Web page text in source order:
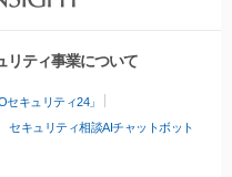
リティ事業について
キュリティ24」
セキュリティ相談AIチャットボット